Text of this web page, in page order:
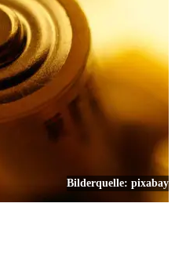
Bilderquelle: pixabay